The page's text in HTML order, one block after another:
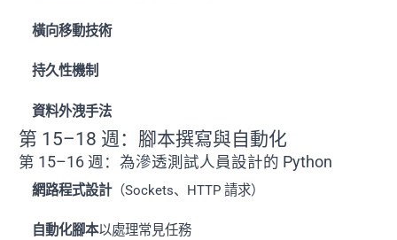
橫向移動技術
持久性機制
資料外洩手法
第 15–18 週：腳本撰寫與自動化
第 15–16 週：為滲透測試人員設計的 Python
網路程式設計（Sockets、HTTP 請求）
自動化腳本以處理常見任務